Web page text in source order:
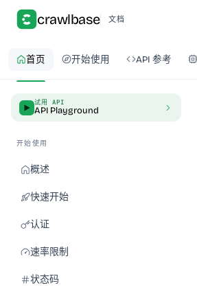
crawlbase 文档
首页 开始使用 API 参考
试用 API
API Playground
开始使用
概述
快速开始
认证
速率限制
状态码